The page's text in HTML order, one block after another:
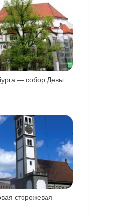
— собор Девы
сторожевая